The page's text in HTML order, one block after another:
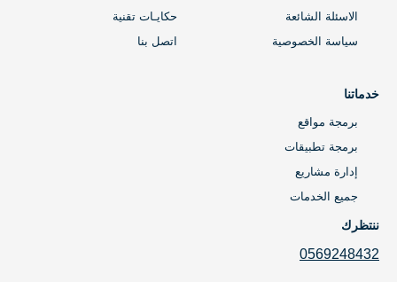
الاسئلة الشائعة
سياسة الخصوصية
حكايـات تقنية
اتصل بنا
خدماتنا
برمجة مواقع
برمجة تطبيقات
إدارة مشاريع
جميع الخدمات
ننتظرك
0569248432